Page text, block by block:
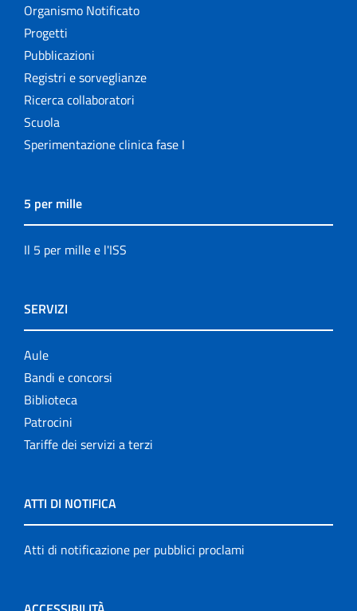
Organismo Notificato
Progetti
Pubblicazioni
Registri e sorveglianze
Ricerca collaboratori
Scuola
Sperimentazione clinica fase I
5 per mille
Il 5 per mille e l'ISS
SERVIZI
Aule
Bandi e concorsi
Biblioteca
Patrocini
Tariffe dei servizi a terzi
ATTI DI NOTIFICA
Atti di notificazione per pubblici proclami